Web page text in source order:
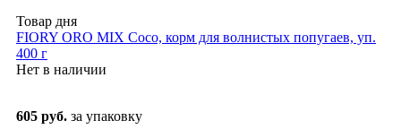
Товар дня
FIORY ORO MIX Coco, корм для волнистых попугаев, уп.
400 г
Нет в наличии
605 руб. за упаковку